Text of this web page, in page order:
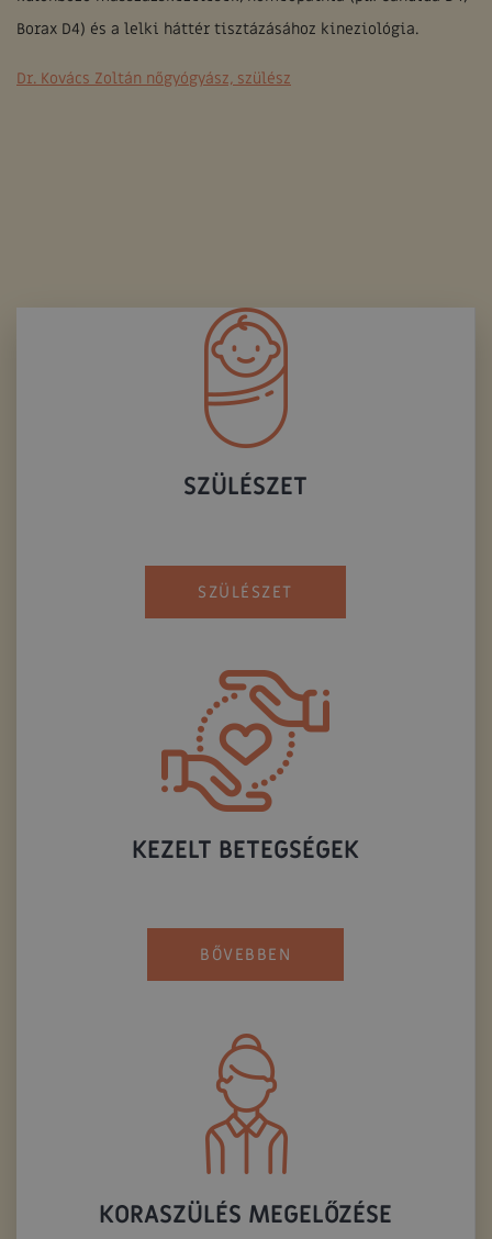
Borax D4) és a lelki háttér tisztázásához kineziológia.
Dr. Kovács Zoltán nőgyógyász, szülész
SZÜLÉSZET
SZÜLÉSZET
KEZELT BETEGSÉGEK
BŐVEBBEN
KORASZÜLÉS MEGELŐZÉSE